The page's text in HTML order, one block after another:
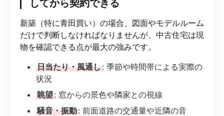
してから契約できる
新築（特に青田買い）の場合、図面やモデルルーム
だけで判断しなければなりませんが、中古住宅は現
物を確認できる点が最大の強みです。
日当たり・風通し: 季節や時間帯による実際の
状況
眺望: 窓からの景色や隣家との視線
騒音・振動: 前面道路の交通量や近隣の音